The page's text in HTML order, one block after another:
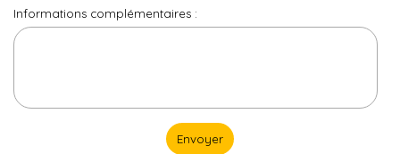
Informations complémentaires :